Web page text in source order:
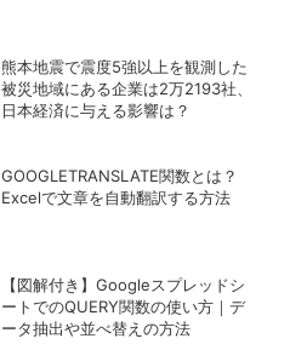
熊本地震で震度5強以上を観測した
被災地域にある企業は2万2193社、
日本経済に与える影響は？
GOOGLETRANSLATE関数とは？
Excelで文章を自動翻訳する方法
【図解付き】Googleスプレッドシ
ートでのQUERY関数の使い方｜デ
ータ抽出や並べ替えの方法